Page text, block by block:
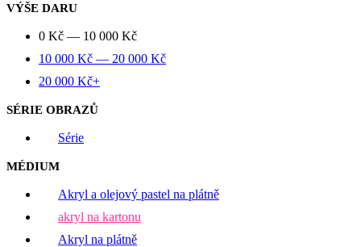
VÝŠE DARU
0 Kč — 10 000 Kč
10 000 Kč — 20 000 Kč
20 000 Kč+
SÉRIE OBRAZŮ
Série
MÉDIUM
Akryl a olejový pastel na plátně
akryl na kartonu
Akryl na plátně